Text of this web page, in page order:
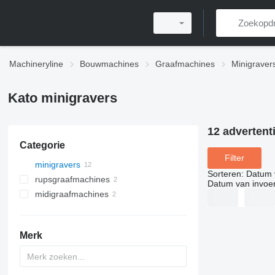
Machineryline Bouwmachines Graafmachines
Kato minigravers
Categorie
minigravers
rupsgraafmachines
midigraafmachines
Merk
12
Filter
Sorteren: Datum
Datum van